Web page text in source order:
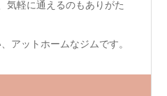
気軽に通えるのもありがた
アットホームなジムです。